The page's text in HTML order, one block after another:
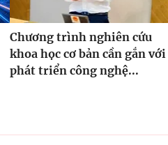
Chương trình nghiên cứu
khoa học cơ bản cần gắn với
phát triển công nghệ...